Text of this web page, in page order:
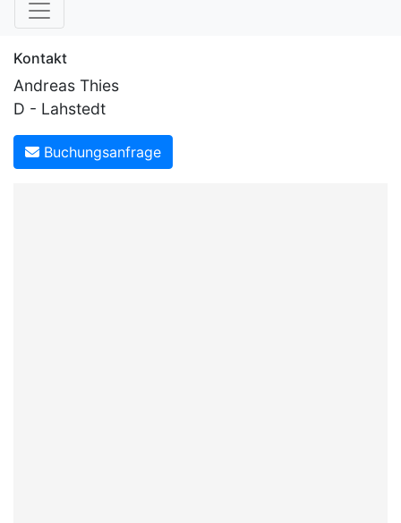
Kontakt
Andreas Thies
D - Lahstedt
Buchungsanfrage